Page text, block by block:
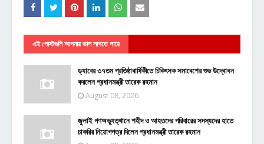
এই পোস্টগুলি আপনার ভাল লাগতে পারে
ড্যাবের ৩৭তম প্রতিষ্ঠাবার্ষিকীতে চিকিৎসক সমাবেশের শুভ উদ্বোধন
করলেন প্রধানমন্ত্রী তারেক রহমান
August 08, 2026
জুলাই গণঅভ্যুত্থানে শহীদ ও আহতদের পরিবারের সদস্যদের হাতে
চাকরির নিয়োগপত্র দিলেন প্রধানমন্ত্রী তারেক রহমান